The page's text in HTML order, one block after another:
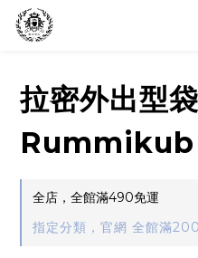
拉密外出型
全店，全館滿490免運
指定分類，官網 全館滿